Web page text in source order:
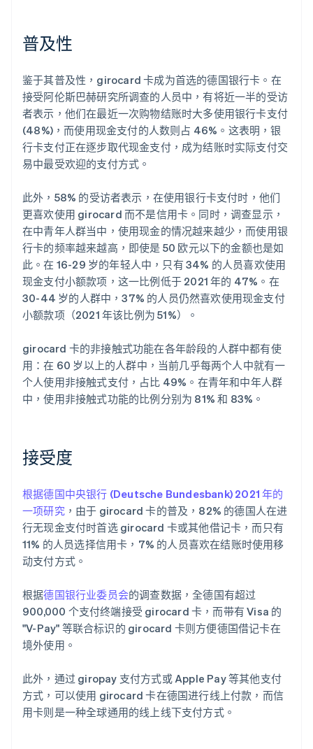
普及性
鉴于其普及性，girocard 卡成为首选的德国银行卡。在
接受阿伦斯巴赫研究所调查的人员中，有将近一半的受访
者表示，他们在最近一次购物结账时大多使用银行卡支付
(48%)，而使用现金支付的人数则占 46%。这表明，银
行卡支付正在逐步取代现金支付，成为结账时实际支付交
易中最受欢迎的支付方式。
此外，58% 的受访者表示，在使用银行卡支付时，他们
更喜欢使用 girocard 而不是信用卡。同时，调查显示，
在中青年人群当中，使用现金的情况越来越少，而使用银
行卡的频率越来越高，即使是 50 欧元以下的金额也是如
此。在 16-29 岁的年轻人中，只有 34% 的人员喜欢使用
现金支付小额款项，这一比例低于 2021 年的 47%。在
30-44 岁的人群中，37% 的人员仍然喜欢使用现金支付
小额款项（2021 年该比例为 51%）。
girocard 卡的非接触式功能在各年龄段的人群中都有使
用：在 60 岁以上的人群中，当前几乎每两个人中就有一
个人使用非接触式支付，占比 49%。在青年和中年人群
中，使用非接触式功能的比例分别为 81% 和 83%。
接受度
根据德国中央银行 (Deutsche Bundesbank) 2021 年的
一项研究，由于 girocard 卡的普及，82% 的德国人在进
行无现金支付时首选 girocard 卡或其他借记卡，而只有
11% 的人员选择信用卡，7% 的人员喜欢在结账时使用移
动支付方式。
根据德国银行业委员会的调查数据，全德国有超过
900,000 个支付终端接受 girocard 卡，而带有 Visa 的
"V-Pay" 等联合标识的 girocard 卡则方便德国借记卡在
境外使用。
此外，通过 giropay 支付方式或 Apple Pay 等其他支付
方式，可以使用 girocard 卡在德国进行线上付款，而信
用卡则是一种全球通用的线上线下支付方式。